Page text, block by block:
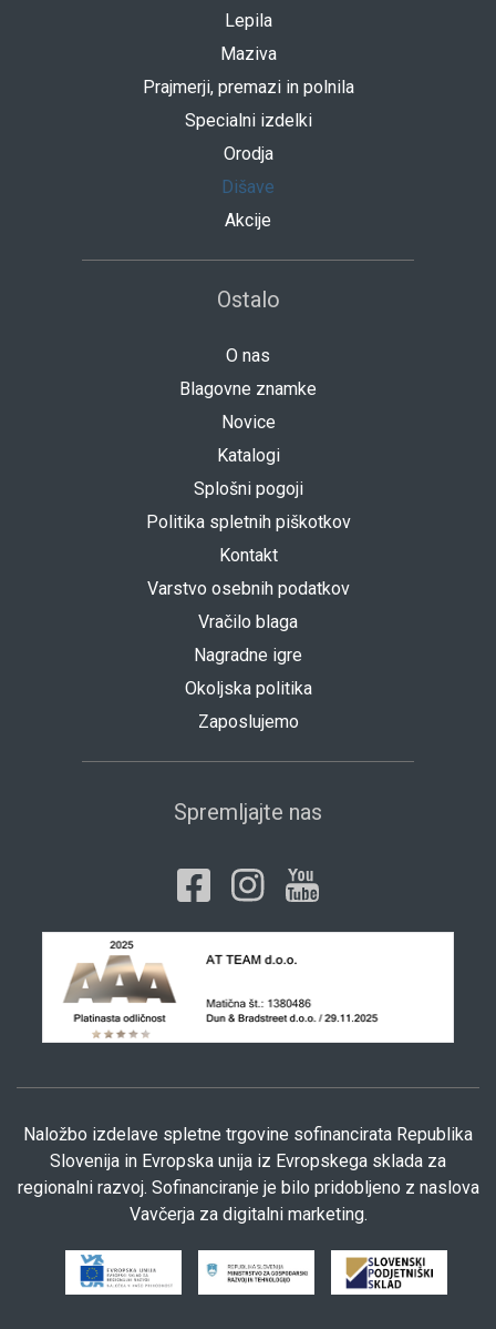
Lepila
Maziva
Prajmerji, premazi in polnila
Specialni izdelki
Orodja
Dišave
Akcije
Ostalo
O nas
Blagovne znamke
Novice
Katalogi
Splošni pogoji
Politika spletnih piškotkov
Kontakt
Varstvo osebnih podatkov
Vračilo blaga
Nagradne igre
Okoljska politika
Zaposlujemo
Spremljajte nas
Naložbo izdelave spletne trgovine sofinancirata Republika
Slovenija in Evropska unija iz Evropskega sklada za
regionalni razvoj. Sofinanciranje je bilo pridobljeno z naslova
Vavčerja za digitalni marketing.